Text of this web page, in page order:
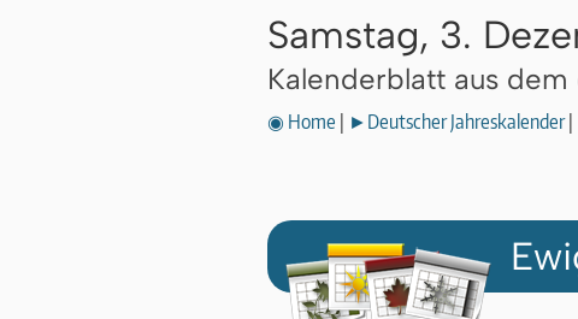
Samstag, 3.
Kalenderblatt aus
◉ Home ►Deutscher Jahreskalender|